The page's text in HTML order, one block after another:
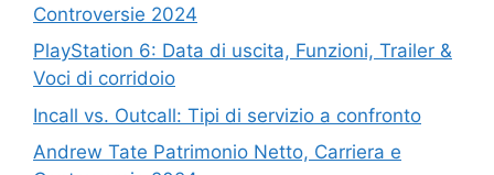
Controversie 2024
PlayStation 6: Data di uscita, Funzioni, Trailer &
Voci di corridoio
Incall vs. Outcall: Tipi di servizio a confronto
Andrew Tate Patrimonio Netto, Carriera e